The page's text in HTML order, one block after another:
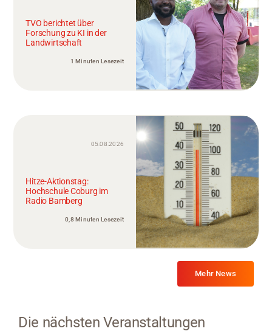
TVO berichtet über
Forschung zu KI in der
Landwirtschaft
1 Minuten Lesezeit
05.08.2026
Hitze-Aktionstag:
Hochschule Coburg im
Radio Bamberg
0,8 Minuten Lesezeit
Mehr News
Die nächsten Veranstaltungen